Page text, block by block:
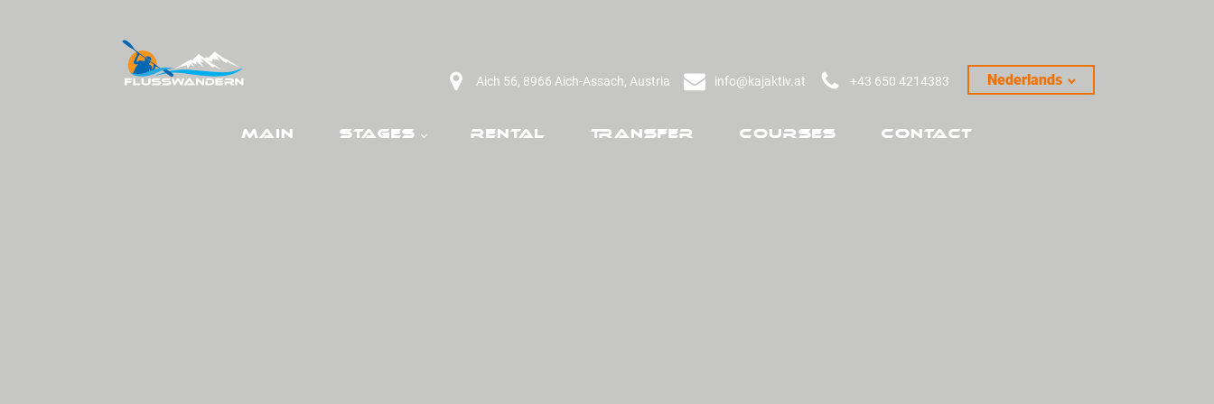
Aich 56, 8966 Aich-Assach, Austria info@kajaktiv.at +43 650 4214383‬ Nederlands
Main Stages Rental Transfer Courses Contact